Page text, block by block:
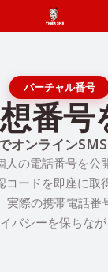
バーチャル番号
番
オンライン
の電話番号を公
コードを即座に取
際の携帯電話
バシーを保ちな